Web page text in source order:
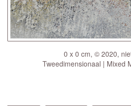
0 x 0 cm, © 2020,
Tweedimensionaal | Mixed